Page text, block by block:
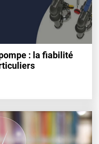
: la fiabilité